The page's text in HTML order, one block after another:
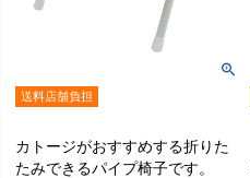
送料店舗負担
カトージがおすすめする折りた
たみできるパイプ椅子です。